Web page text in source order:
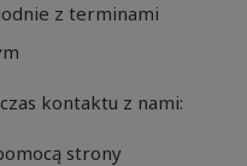
z terminami
kontaktu z nami:
strony